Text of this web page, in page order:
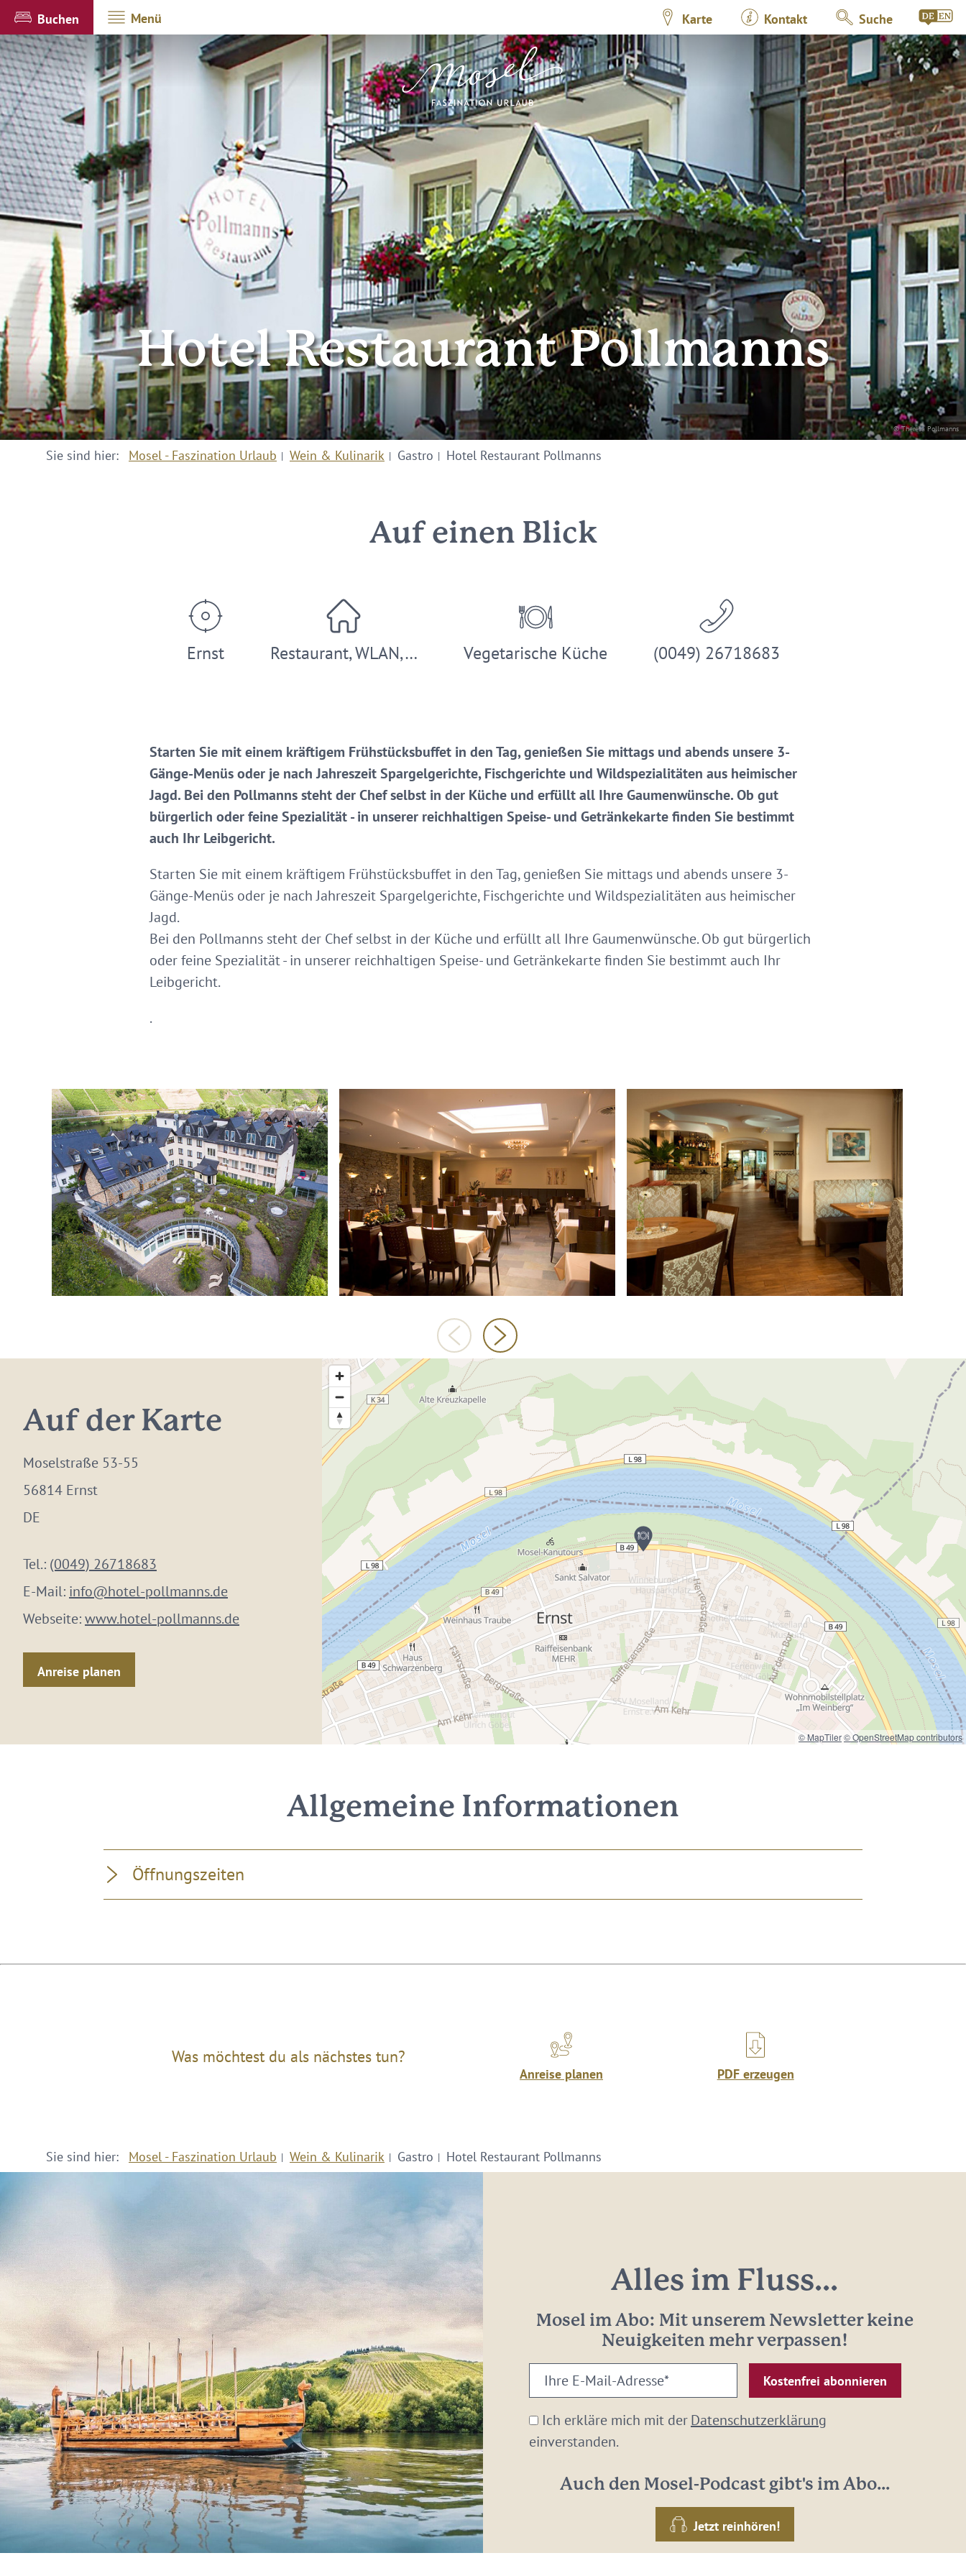
Buchen Menü Karte Kontakt Suche
© Theresa Pollmanns
Hotel Restaurant Pollmanns
Sie sind hier: Mosel - Faszination Urlaub Wein & Kulinarik Gastro Hotel Restaurant Pollmanns
Auf einen Blick
Ernst Restaurant, WLAN,… Vegetarische Küche (0049) 26718683
Starten Sie mit einem kräftigem Frühstücksbuffet in den Tag, genießen Sie mittags und abends unsere 3-
Gänge-Menüs oder je nach Jahreszeit Spargelgerichte, Fischgerichte und Wildspezialitäten aus heimischer
Jagd. Bei den Pollmanns steht der Chef selbst in der Küche und erfüllt all Ihre Gaumenwünsche. Ob gut
bürgerlich oder feine Spezialität - in unserer reichhaltigen Speise- und Getränkekarte finden Sie bestimmt
auch Ihr Leibgericht.
Starten Sie mit einem kräftigem Frühstücksbuffet in den Tag, genießen Sie mittags und abends unsere 3-
Gänge-Menüs oder je nach Jahreszeit Spargelgerichte, Fischgerichte und Wildspezialitäten aus heimischer
Jagd.
Bei den Pollmanns steht der Chef selbst in der Küche und erfüllt all Ihre Gaumenwünsche. Ob gut bürgerlich
oder feine Spezialität - in unserer reichhaltigen Speise- und Getränkekarte finden Sie bestimmt auch Ihr
Leibgericht.
.
Auf der Karte
Moselstraße 53-55
56814 Ernst
DE
Tel.: (0049) 26718683
E-Mail: info@hotel-pollmanns.de
Webseite:www.hotel-pollmanns.de
Anreise planen
© MapTiler© OpenStreetMap contributors
Allgemeine Informationen
Öffnungszeiten
Was möchtest du als nächstes tun?
Anreise planen PDF erzeugen
Sie sind hier: Mosel - Faszination Urlaub Wein & Kulinarik Gastro Hotel Restaurant Pollmanns
Alles im Fluss...
Mosel im Abo: Mit unserem Newsletter keine
Neuigkeiten mehr verpassen!
Ihre
E-
Mail-
Adresse:
Ich erkläre mich mit derDatenschutzerklärung
einverstanden.
Auch den Mosel-Podcast gibt's im Abo...
Jetzt reinhören!